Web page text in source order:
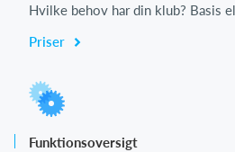
Hvilke behov har din klub? Basis
Priser
Funktionsoversigt